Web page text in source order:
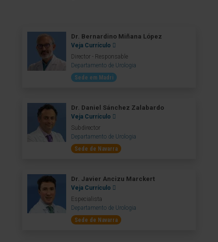
Dr. Bernardino Miñana López
Veja Currículo
Director - Responsable
Departamento de Urologia
Sede em Madri
Dr. Daniel Sánchez Zalabardo
Veja Currículo
Subdirector
Departamento de Urologia
Sede de Navarra
Dr. Javier Ancizu Marckert
Veja Currículo
Especialista
Departamento de Urologia
Sede de Navarra